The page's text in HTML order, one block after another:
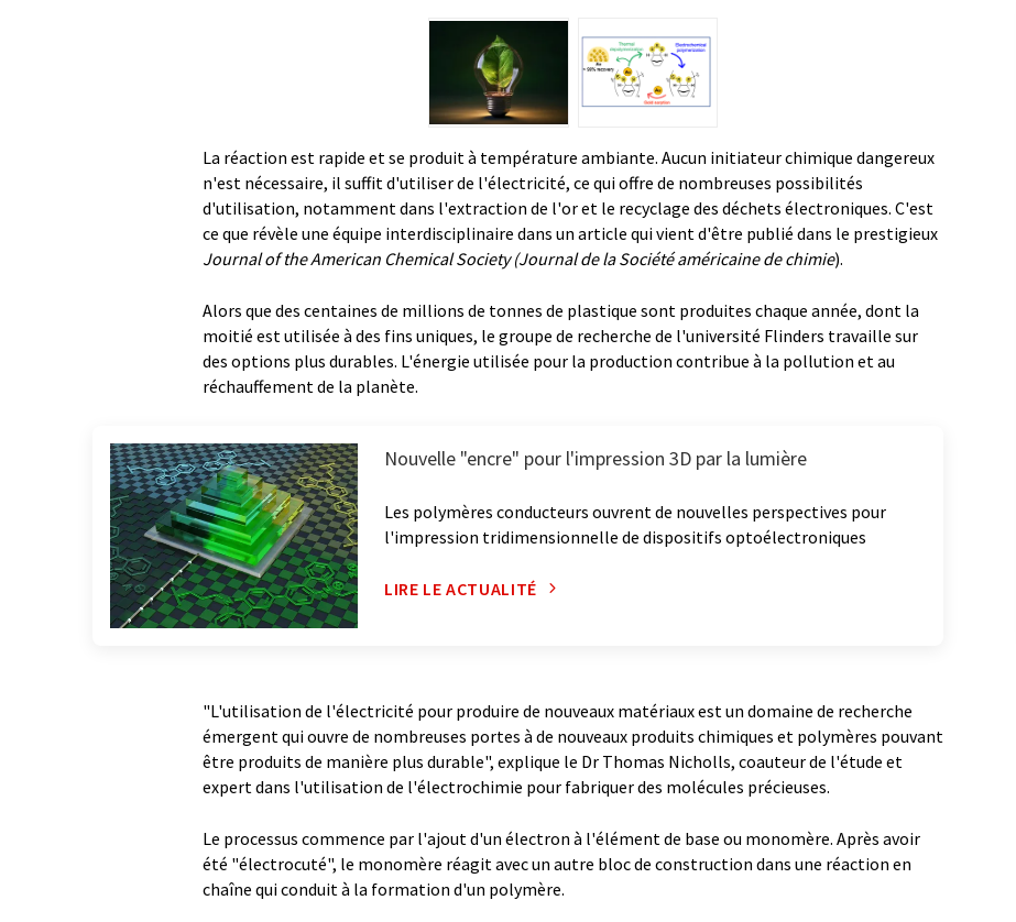
La réaction est rapide et se produit à température ambiante. Aucun initiateur chimique dangereux
n'est nécessaire, il suffit d'utiliser de l'électricité, ce qui offre de nombreuses possibilités
d'utilisation, notamment dans l'extraction de l'or et le recyclage des déchets électroniques. C'est
ce que révèle une équipe interdisciplinaire dans un article qui vient d'être publié dans le prestigieux
Journal of the American Chemical Society (Journal de la Société américaine de chimie).
Alors que des centaines de millions de tonnes de plastique sont produites chaque année, dont la
moitié est utilisée à des fins uniques, le groupe de recherche de l'université Flinders travaille sur
des options plus durables. L'énergie utilisée pour la production contribue à la pollution et au
réchauffement de la planète.
Nouvelle "encre" pour l'impression 3D par la lumière
Les polymères conducteurs ouvrent de nouvelles perspectives pour
l'impression tridimensionnelle de dispositifs optoélectroniques
LIRE LE ACTUALITÉ
"L'utilisation de l'électricité pour produire de nouveaux matériaux est un domaine de recherche
émergent qui ouvre de nombreuses portes à de nouveaux produits chimiques et polymères pouvant
être produits de manière plus durable", explique le Dr Thomas Nicholls, coauteur de l'étude et
expert dans l'utilisation de l'électrochimie pour fabriquer des molécules précieuses.
Le processus commence par l'ajout d'un électron à l'élément de base ou monomère. Après avoir
été "électrocuté", le monomère réagit avec un autre bloc de construction dans une réaction en
chaîne qui conduit à la formation d'un polymère.